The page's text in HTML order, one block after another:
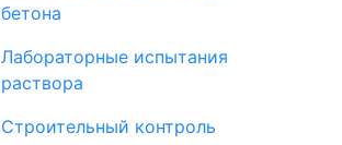
бетона
Лабораторные испытания
раствора
Строительный контроль